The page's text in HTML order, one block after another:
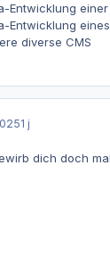
Entwicklung einer
Entwicklung
diverse CMS
1 j
dich doch